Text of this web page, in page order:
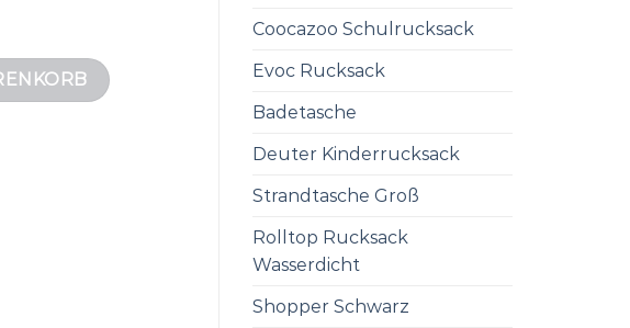
Coocazoo Schulrucksack
Evoc Rucksack
Badetasche
Deuter Kinderrucksack
Strandtasche Groß
Rolltop Rucksack
Wasserdicht
Shopper Schwarz